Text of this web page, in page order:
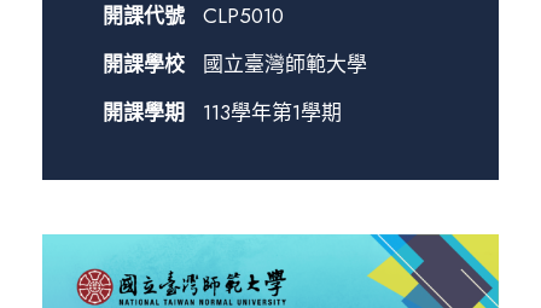
開課代號
CLP5010
開課學校
國立臺灣師範大學
開課學期
113學年第1學期